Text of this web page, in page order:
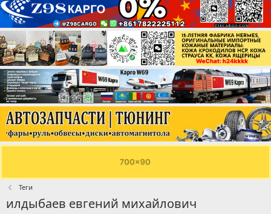
Теги
илдыбаев евгений михайлович